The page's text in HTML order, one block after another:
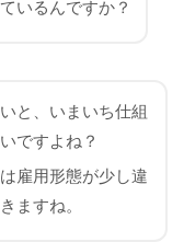
いるんですか？
と、いまいち仕組
ですよね？
雇用形態が少し違
ますね。